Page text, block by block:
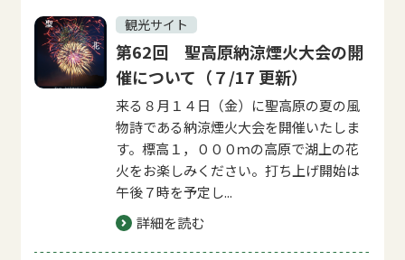
観光サイト
第62回 聖高原納涼煙火大会の開
催について（７/17 更新）
来る８月１４日（金）に聖高原の夏の風
物詩である納涼煙火大会を開催いたしま
す。標高１，０００ｍの高原で湖上の花
火をお楽しみください。打ち上げ開始は
午後７時を予定し...
詳細を読む